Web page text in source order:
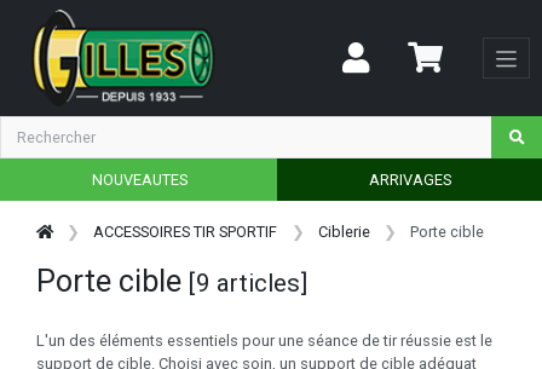
NOUVEAUTES ARRIVAGES
ACCESSOIRES TIR SPORTIF Ciblerie Porte cible
Porte cible [9 articles]
L'un des éléments essentiels pour une séance de tir réussie est le
support de cible. Choisi avec soin, un support de cible adéquat